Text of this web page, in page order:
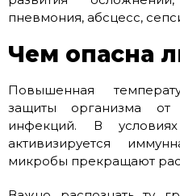
пневмония, абсцесс,
Чем опасна
Повышенная
защиты организма от
инфекций. В
активизируется
микробы прекращают